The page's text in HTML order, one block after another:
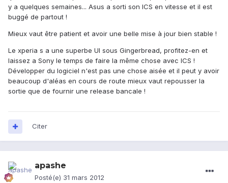
y a quelques semaines... Asus a sorti son ICS en vitesse et il est
buggé de partout !
Mieux vaut être patient et avoir une belle mise à jour bien stable !
Le xperia s a une superbe UI sous Gingerbread, profitez-en et
laissez a Sony le temps de faire la même chose avec ICS !
Développer du logiciel n'est pas une chose aisée et il peut y avoir
beaucoup d'aléas en cours de route mieux vaut repousser la
sortie que de fournir une release bancale !
Citer
apashe
Posté(e) 31 mars 2012